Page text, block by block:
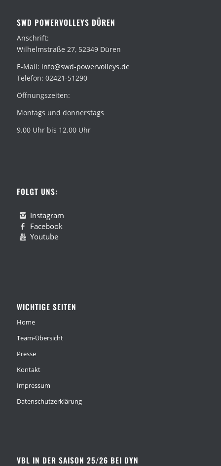
SWD POWERVOLLEYS DÜREN
Anschrift:
Wilhelmstraße 27, 52349 Düren
E-Mail: info@swd-powervolleys.de
Telefon: 02421-51290
Öffnungszeiten:
Montags und donnerstags
9.00 Uhr bis 12.00 Uhr
FOLGT UNS:
Instagram
Facebook
Youtube
WICHTIGE SEITEN
Home
Team-Übersicht
Presse
Kontakt
Impressum
Datenschutzerklärung
VBL IN DER SAISON 25/26 BEI DYN